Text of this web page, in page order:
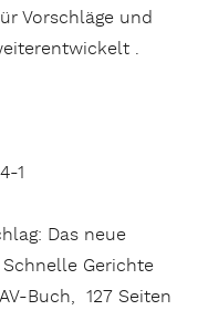
Vorschläge und
.
1
Das neue
Gerichte
Buch, 127 Seiten